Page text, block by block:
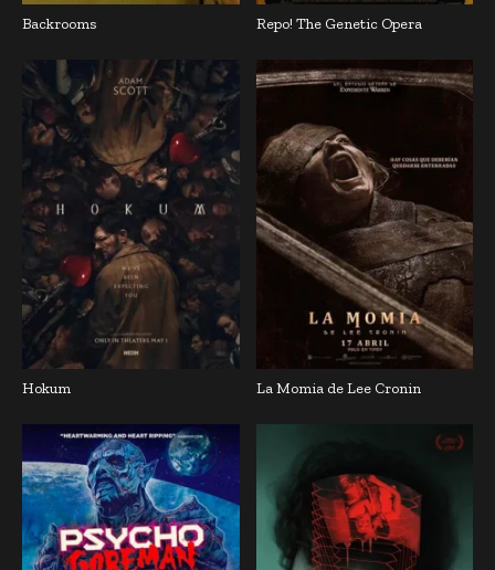
Backrooms Repo! The Genetic Opera
Hokum La Momia de Lee Cronin